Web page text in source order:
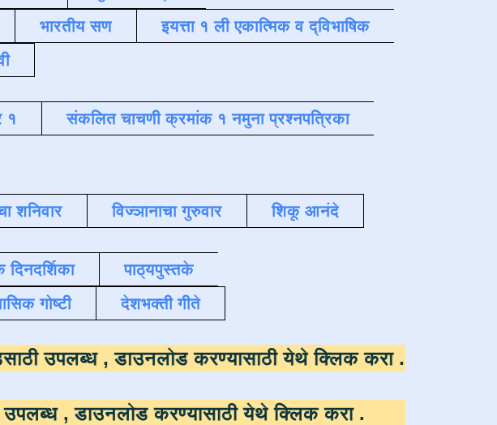
भारतीय सण
इयत्ता १ ली एकात्मिक व द्विभाषिक
१
संकलित चाचणी क्रमांक १ नमुना प्रश्नपत्रिका
शनिवार विज्ञानाचा गुरुवार शिकू आनंदे
दिनदर्शिका
पाठ्यपुस्तके
गोष्टी देशभक्ती गीते
डाउनलोडसाठी उपलब्ध ,डाउनलोड करण्यासाठी येथे क्लिक करा
करण्यासाठी येथे क्लिक करा .